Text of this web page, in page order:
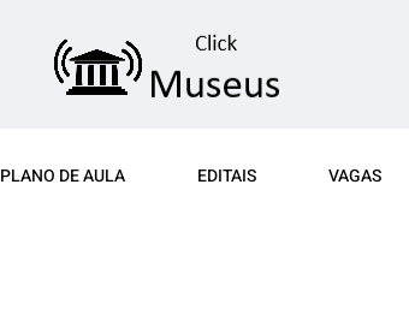
PLANO DE AULA EDITAIS VAGAS